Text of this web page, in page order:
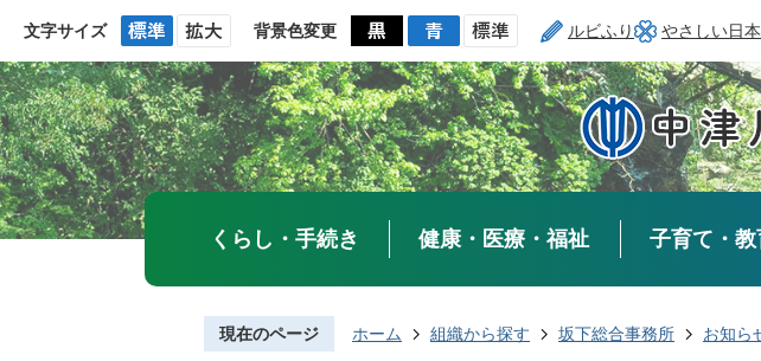
文字サイズ 背景色変更 ルビふり やさしい日
くらし・手続き 健康・医療・福祉 子育て・教
現在のページ ホーム 組織から探す 坂下総合事務所 お知ら